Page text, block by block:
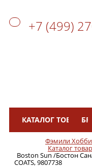
+7 (499)
КАТАЛОГ ТОВАРОВ
Фэмили
Каталог
Boston Sun /Бостон
COATS, 9807738